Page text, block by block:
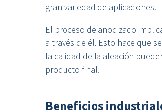
gran variedad de aplicaciones.
El proceso de anodizado
a través de él. Esto hace que
la calidad de la aleación
producto final.
Beneficios